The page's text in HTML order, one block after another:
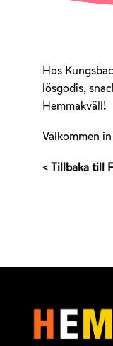
Hos
lösgodis,
Hemmakväll!
Välkommen
< Tillbaka till